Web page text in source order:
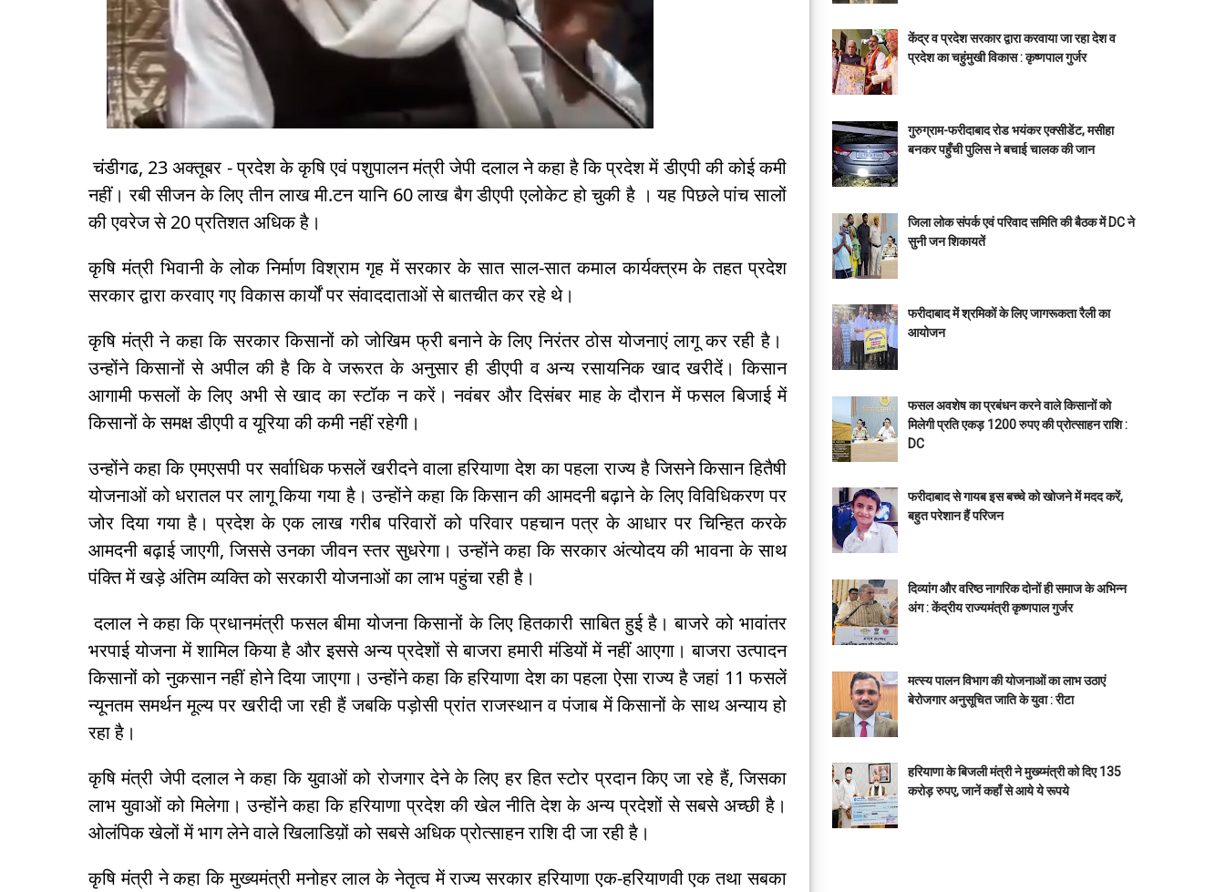
चंडीगढ, 23 अक्तूबर - प्रदेश के कृषि एवं पशुपालन मंत्री जेपी दलाल ने कहा है कि प्रदेश में डीएपी की कोई कमी
नहीं। रबी सीजन के लिए तीन लाख मी.टन यानि 60 लाख बैग डीएपी एलोकेट हो चुकी है । यह पिछले पांच सालों
की एवरेज से 20 प्रतिशत अधिक है।
कृषि मंत्री भिवानी के लोक निर्माण विश्राम गृह में सरकार के सात साल-सात कमाल कार्यक्त्रम के तहत प्रदेश
सरकार द्वारा करवाए गए विकास कार्यों पर संवाददाताओं से बातचीत कर रहे थे।
कृषि मंत्री ने कहा कि सरकार किसानों को जोखिम फ्री बनाने के लिए निरंतर ठोस योजनाएं लागू कर रही है।
उन्होंने किसानों से अपील की है कि वे जरूरत के अनुसार ही डीएपी व अन्य रसायनिक खाद खरीदें। किसान
आगामी फसलों के लिए अभी से खाद का स्टॉक न करें। नवंबर और दिसंबर माह के दौरान में फसल बिजाई में
किसानों के समक्ष डीएपी व यूरिया की कमी नहीं रहेगी।
उन्होंने कहा कि एमएसपी पर सर्वाधिक फसलें खरीदने वाला हरियाणा देश का पहला राज्य है जिसने किसान हितैषी
योजनाओं को धरातल पर लागू किया गया है। उन्होंने कहा कि किसान की आमदनी बढ़ाने के लिए विविधिकरण पर
जोर दिया गया है। प्रदेश के एक लाख गरीब परिवारों को परिवार पहचान पत्र के आधार पर चिन्हित करके
आमदनी बढ़ाई जाएगी, जिससे उनका जीवन स्तर सुधरेगा। उन्होंने कहा कि सरकार अंत्योदय की भावना के साथ
पंक्ति में खड़े अंतिम व्यक्ति को सरकारी योजनाओं का लाभ पहुंचा रही है।
दलाल ने कहा कि प्रधानमंत्री फसल बीमा योजना किसानों के लिए हितकारी साबित हुई है। बाजरे को भावांतर
भरपाई योजना में शामिल किया है और इससे अन्य प्रदेशों से बाजरा हमारी मंडियों में नहीं आएगा। बाजरा उत्पादन
किसानों को नुकसान नहीं होने दिया जाएगा। उन्होंने कहा कि हरियाणा देश का पहला ऐसा राज्य है जहां 11 फसलें
न्यूनतम समर्थन मूल्य पर खरीदी जा रही हैं जबकि पड़ोसी प्रांत राजस्थान व पंजाब में किसानों के साथ अन्याय हो
रहा है।
कृषि मंत्री जेपी दलाल ने कहा कि युवाओं को रोजगार देने के लिए हर हित स्टोर प्रदान किए जा रहे हैं, जिसका
लाभ युवाओं को मिलेगा। उन्होंने कहा कि हरियाणा प्रदेश की खेल नीति देश के अन्य प्रदेशों से सबसे अच्छी है।
ओलंपिक खेलों में भाग लेने वाले खिलाडिय़ों को सबसे अधिक प्रोत्साहन राशि दी जा रही है।
कृषि मंत्री ने कहा कि मुख्यमंत्री मनोहर लाल के नेतृत्व में राज्य सरकार हरियाणा एक-हरियाणवी एक तथा सबका
केंद्र व प्रदेश सरकार द्वारा करवाया जा रहा देश व
प्रदेश का चहुंमुखी विकास : कृष्णपाल गुर्जर
गुरुग्राम-फरीदाबाद रोड भयंकर एक्सीडेंट, मसीहा
बनकर पहुँची पुलिस ने बचाई चालक की जान
जिला लोक संपर्क एवं परिवाद समिति की बैठक में DC ने
सुनी जन शिकायतें
फरीदाबाद में श्रमिकों के लिए जागरूकता रैली का
आयोजन
फसल अवशेष का प्रबंधन करने वाले किसानों को
मिलेगी प्रति एकड़ 1200 रुपए की प्रोत्साहन राशि :
DC
फरीदाबाद से गायब इस बच्चे को खोजने में मदद करें,
बहुत परेशान हैं परिजन
दिव्यांग और वरिष्ठ नागरिक दोनों ही समाज के अभिन्न
अंग : केंद्रीय राज्यमंत्री कृष्णपाल गुर्जर
मत्स्य पालन विभाग की योजनाओं का लाभ उठाएं
बेरोजगार अनुसूचित जाति के युवा : रीटा
हरियाणा के बिजली मंत्री ने मुख्य्मंत्री को दिए 135
करोड़ रुपए, जानें कहाँ से आये ये रूपये